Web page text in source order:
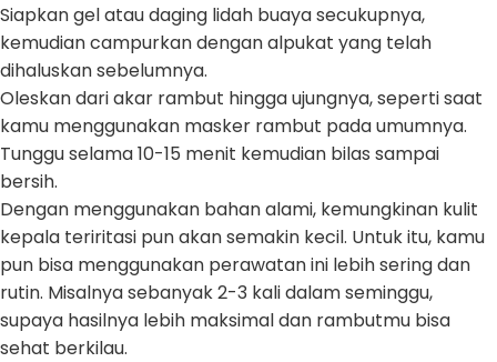
Siapkan gel atau daging lidah buaya secukupnya,
kemudian campurkan dengan alpukat yang telah
dihaluskan sebelumnya.
Oleskan dari akar rambut hingga ujungnya, seperti saat
kamu menggunakan masker rambut pada umumnya.
Tunggu selama 10-15 menit kemudian bilas sampai
bersih.
Dengan menggunakan bahan alami, kemungkinan kulit
kepala teriritasi pun akan semakin kecil. Untuk itu, kamu
pun bisa menggunakan perawatan ini lebih sering dan
rutin. Misalnya sebanyak 2-3 kali dalam seminggu,
supaya hasilnya lebih maksimal dan rambutmu bisa
sehat berkilau.